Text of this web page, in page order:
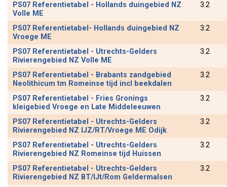
PS07 Referentietabel - Hollands duingebied NZ
Volle ME
3.2
PS07 Referentietabel- Hollands duingebied NZ
Vroege ME
3.2
PS07 Referentietabel - Utrechts-Gelders
Rivierengebied NZ Volle ME
3.2
PS07 Referentietabel - Brabants zandgebied
Neolithicum tm Romeinse tijd incl beekdalen
3.2
PS07 Referentietabel - Fries Gronings
kleigebied Vroege en Late Middeleeuwen
3.2
PS07 Referentietabel - Utrechts-Gelders
Rivierengebied NZ IJZ/RT/Vroege ME Odijk
3.2
PS07 Referentietabel - Utrechts-Gelders
Rivierengebied NZ Romeinse tijd Huissen
3.2
PS07 Referentietabel - Utrechts-Gelders
Rivierengebied NZ BT/IJt/Rom Geldermalsen
3.2